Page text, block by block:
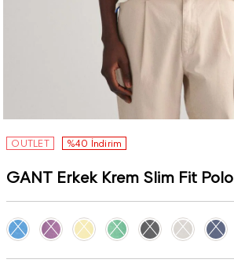
OUTLET %40 İndirim
GANT Erkek Krem Slim Fit Polo